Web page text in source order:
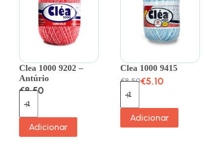
Clea 1000 9202 –
Antúrio
€8.50
Adicionar
Clea 1000 9415
€8.50€5.10
Adicionar